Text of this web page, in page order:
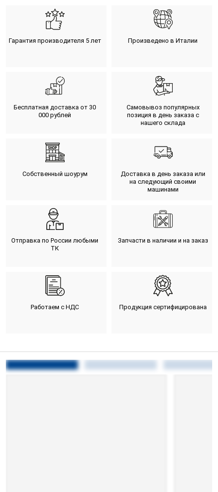
Гарантия производителя 5 лет Произведено в Италии
Бесплатная доставка от 30
000 рублей
Самовывоз популярных
позиция в день заказа с
нашего склада
Собственный шоурум
Доставка в день заказа или
на следующий своими
машинами
Отправка по России любыми
ТК
Запчасти в наличии и на заказ
Работаем с НДС Продукция сертифицирована